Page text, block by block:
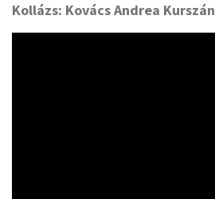
Kollázs: Kovács Andrea Kurszán